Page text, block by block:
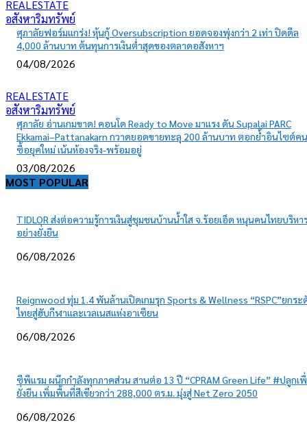
REALESTATE
อสังหาริมทรัพย์
ศุภาลัยฟอร์มแกร่ง! หุ้นกู้ Oversubscription ยอดจองพุ่งกว่า 2 เท่า ปิดดีล
4,000 ล้านบาท ต้นทุนการเงินต่ำสุดของตลาดอสังหาฯ
04/08/2026
REALESTATE
อสังหาริมทรัพย์
ศุภาลัย อ่านเกมขาด! คอนโด Ready to Move มาแรง ดัน Supalai PARC
Ekkamai–Pattanakarn กวาดยอดขายทะลุ 200 ล้านบาท ตอกย้ำอินไซต์คน
ซื้อยุคใหม่ เน้นห้องจริง-พร้อมอยู่
03/08/2026
MOST POPULAR
TIDLOR ส่งต่อความรู้การเงินสู่ชุมชนบ้านน้ำใส จ.ร้อยเอ็ด หนุนคนไทยบริหา
อย่างยั่งยืน
06/08/2026
Reignwood ทุ่ม 1.4 พันล้านเปิดเกมรุก Sports & Wellness “RSPC”ยกระ
ไทยสู่ฮับกีฬาและเวลเนสแห่งอาเซียน
06/08/2026
ซีพีแรม ผนึกกำลังทุกภาคส่วน สานต่อ 13 ปี “CPRAM Green Life” #ปลูกเ
ยั่งยืน เพิ่มพื้นที่สีเขียวกว่า 288,000 ตร.ม. มุ่งสู่ Net Zero 2050
06/08/2026